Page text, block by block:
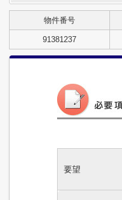
物件番号
91381237
要望